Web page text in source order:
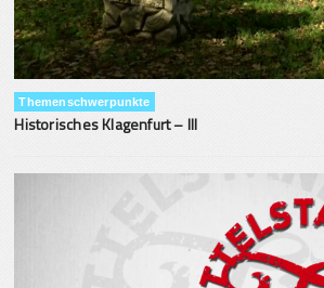
Themenschwerpunkte
Historisches Klagenfurt – III